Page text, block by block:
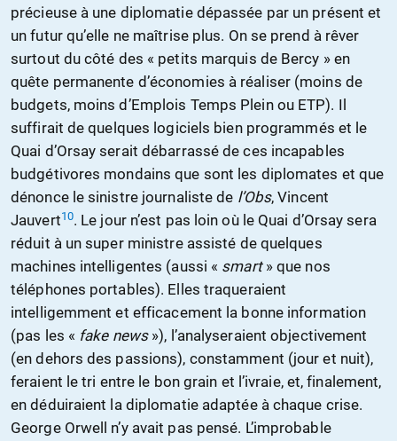
précieuse à une diplomatie dépassée par un présent et
un futur qu’elle ne maîtrise plus. On se prend à rêver
surtout du côté des « petits marquis de Bercy » en
quête permanente d’économies à réaliser (moins de
budgets, moins d’Emplois Temps Plein ou ETP). Il
suffirait de quelques logiciels bien programmés et le
Quai d’Orsay serait débarrassé de ces incapables
budgétivores mondains que sont les diplomates et que
dénonce le sinistre journaliste de l’Obs, Vincent
Jauvert10. Le jour n’est pas loin où le Quai d’Orsay sera
réduit à un super ministre assisté de quelques
machines intelligentes (aussi « smart» que nos
téléphones portables). Elles traqueraient
intelligemment et efficacement la bonne information
(pas les « fake news»), l’analyseraient objectivement
(en dehors des passions), constamment (jour et nuit),
feraient le tri entre le bon grain et l’ivraie, et, finalement,
en déduiraient la diplomatie adaptée à chaque crise.
George Orwell n’y avait pas pensé. L’improbable